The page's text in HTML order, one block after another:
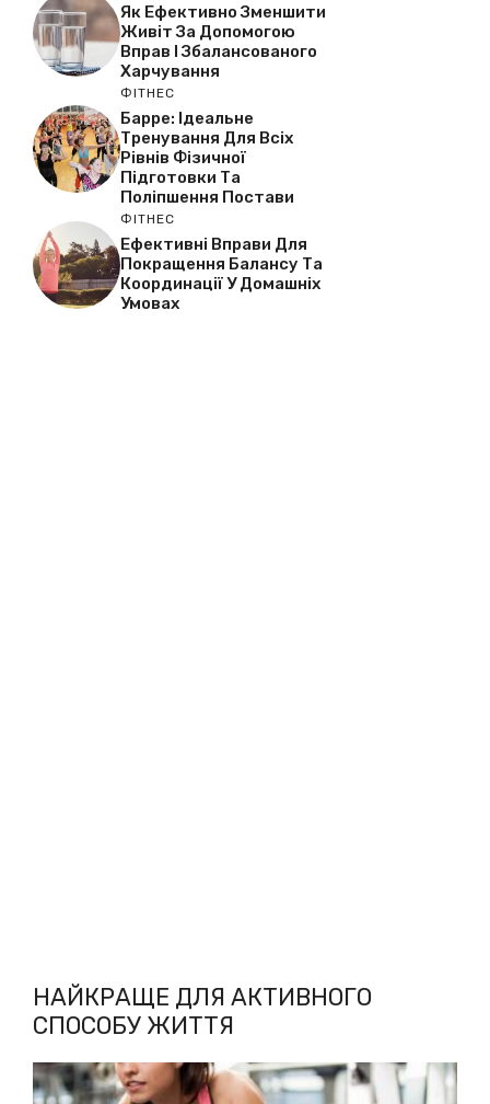
Як Ефективно Зменшити
Живіт За Допомогою
Вправ І Збалансованого
Харчування
ФІТНЕС
Барре: Ідеальне
Тренування Для Всіх
Рівнів Фізичної
Підготовки Та
Поліпшення Постави
ФІТНЕС
Ефективні Вправи Для
Покращення Балансу Та
Координації У Домашніх
Умовах
НАЙКРАЩЕ ДЛЯ АКТИВНОГО
СПОСОБУ ЖИТТЯ